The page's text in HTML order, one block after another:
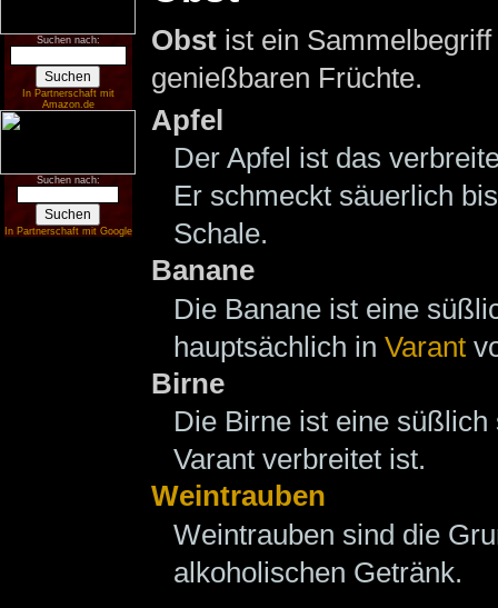
Suchen nach:
In Partnerschaft mit
Amazon.de
Suchen nach:
In Partnerschaft mit Google
Obstist ein Sammelbegriff
genießbaren Früchte.
Apfel
Der Apfel ist das
Er schmeckt säuerlich
Schale.
Banane
Die Banane ist eine
hauptsächlich in Varant
Birne
Die Birne ist eine
Varant verbreitet ist.
Weintrauben
Weintrauben sind die
alkoholischen Getränk.